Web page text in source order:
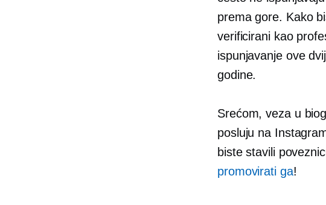
prema gore. Kako
verificirani kao
ispunjavanje ove
godine.
Srećom, veza u
posluju na
biste stavili
promovirati ga!